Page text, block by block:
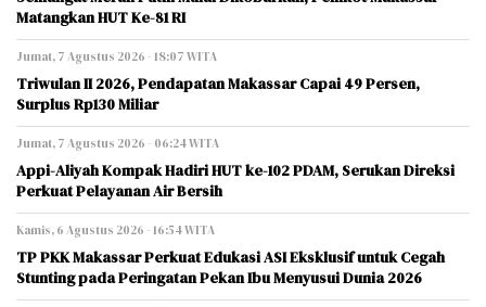
Matangkan HUT Ke-81 RI
Jumat, 7 Agustus 2026 - 18:07 WITA
Triwulan II 2026, Pendapatan Makassar Capai 49 Persen,
Surplus Rp130 Miliar
Jumat, 7 Agustus 2026 - 06:24 WITA
Appi-Aliyah Kompak Hadiri HUT ke-102 PDAM, Serukan Direksi
Perkuat Pelayanan Air Bersih
Kamis, 6 Agustus 2026 - 16:54 WITA
TP PKK Makassar Perkuat Edukasi ASI Eksklusif untuk Cegah
Stunting pada Peringatan Pekan Ibu Menyusui Dunia 2026